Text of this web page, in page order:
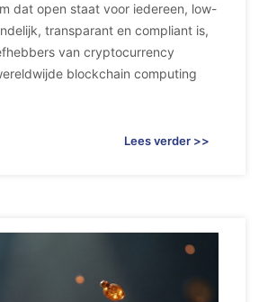
dat open staat voor iedereen, low-
transparant en compliant is,
van cryptocurrency
blockchain computing
Lees verder >>